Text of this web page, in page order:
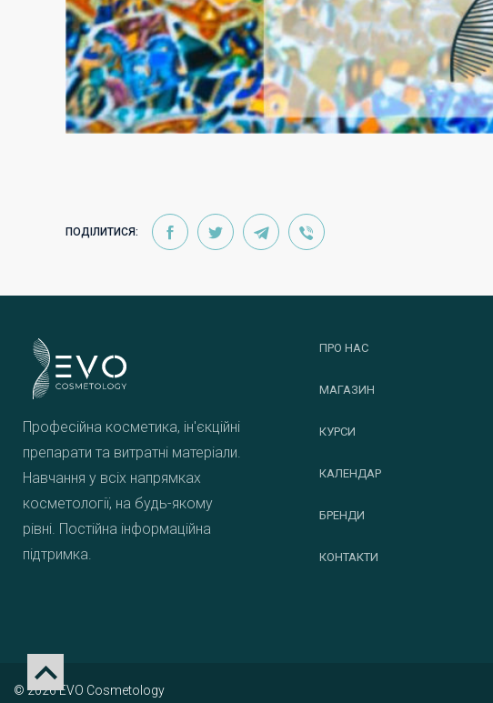
ПОДІЛИТИСЯ:
Професійна косметика, ін'єкційні
препарати та витратні матеріали.
Навчання у всіх напрямках
косметології, на будь-якому
рівні. Постійна інформаційна
підтримка.
ПРО НАС
МАГАЗИН
КУРСИ
КАЛЕНДАР
БРЕНДИ
КОНТАКТИ
© 2026 EVO Cosmetology